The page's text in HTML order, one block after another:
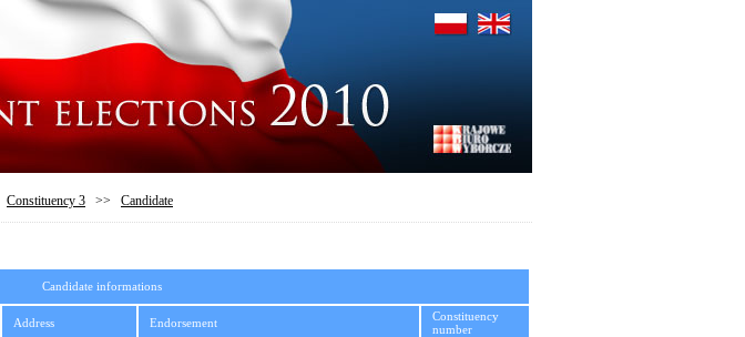
Constituency 3 >> Candidate
Candidate informations
Address Endorsement
Constituency
number